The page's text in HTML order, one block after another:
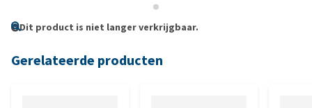
Dit product is niet langer verkrijgbaar.
Gerelateerde producten